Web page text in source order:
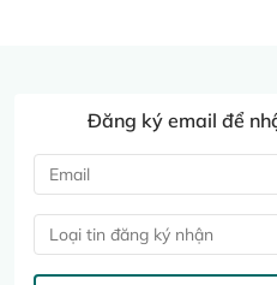
Đăng ký email để
Loại tin đăng ký nhận